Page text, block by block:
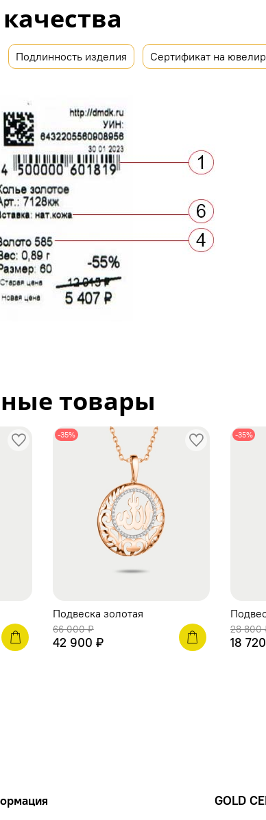
Подлинность изделия Сертификат на
товары
-35%
Подвеска золотая
66 000 ₽
42 900 ₽
-35%
28 800
18
GOLD